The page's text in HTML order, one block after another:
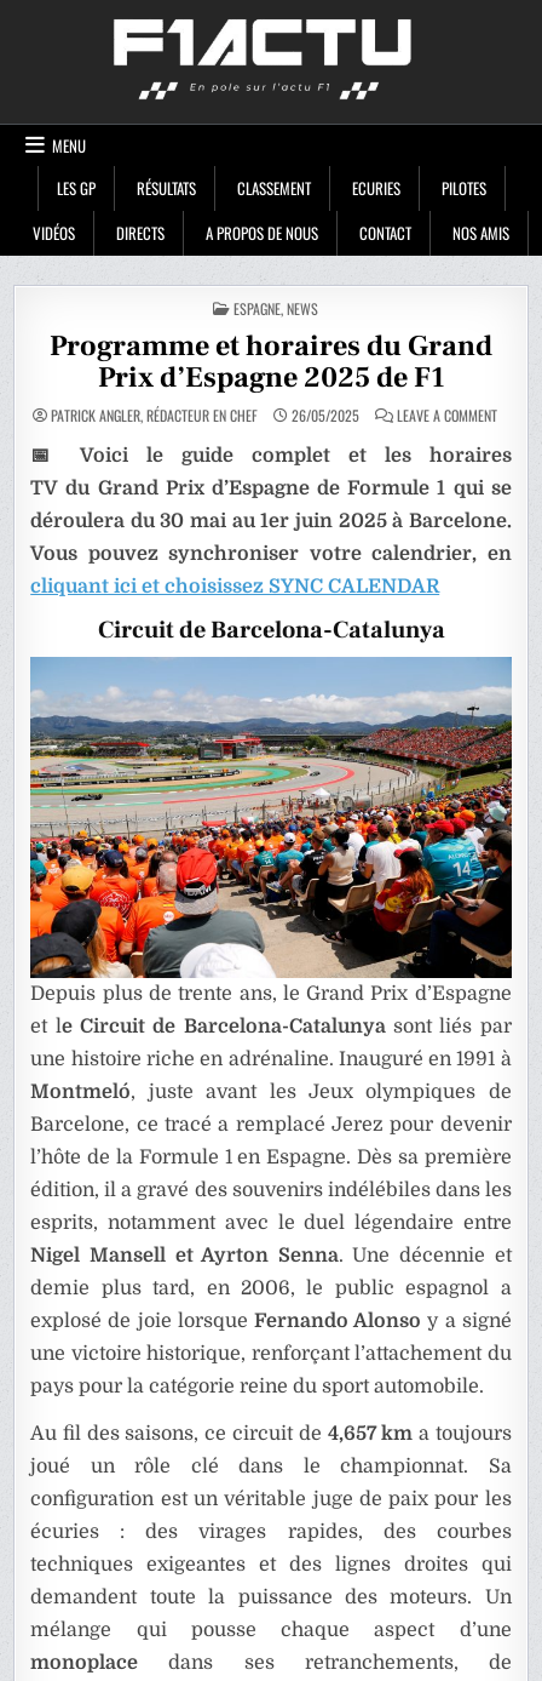
MENU
LES GP
RÉSULTATS CLASSEMENT ECURIES
PILOTES
VIDÉOS
DIRECTS A PROPOS DE NOUS CONTACT NOS AMIS
POSTED
IN
ESPAGNE,NEWS
Programme et horaires du Grand
Prix d’Espagne 2025 de F1
PATRICK ANGLER, RÉDACTEUR EN CHEF 26/05/2025 LEAVE A COMMENTON
GRAND
PRIX
2025
DE
F1
📅 Voici le guide complet et les horaires
TV du Grand Prix d’Espagne de Formule 1 qui se
déroulera du 30 mai au 1er juin 2025 à Barcelone.
Vous pouvez synchroniser votre calendrier, en
cliquant ici et choisissez SYNC CALENDAR
Circuit de Barcelona-Catalunya
Depuis plus de trente ans, le Grand Prix d’Espagne
et le Circuit de Barcelona-Catalunyasont liés par
une histoire riche en adrénaline. Inauguré en 1991 à
Montmeló, juste avant les Jeux olympiques de
Barcelone, ce tracé a remplacé Jerez pour devenir
l’hôte de la Formule 1 en Espagne. Dès sa première
édition, il a gravé des souvenirs indélébiles dans les
esprits, notamment avec le duel légendaire entre
Nigel Mansell et Ayrton Senna. Une décennie et
demie plus tard, en 2006, le public espagnol a
explosé de joie lorsque Fernando Alonso y a signé
une victoire historique, renforçant l’attachement du
pays pour la catégorie reine du sport automobile.
Au fil des saisons, ce circuit de 4,657 km a toujours
joué un rôle clé dans le championnat. Sa
configuration est un véritable juge de paix pour les
écuries : des virages rapides, des courbes
techniques exigeantes et des lignes droites qui
demandent toute la puissance des moteurs. Un
mélange qui pousse chaque aspect d’une
monoplace dans ses retranchements, de